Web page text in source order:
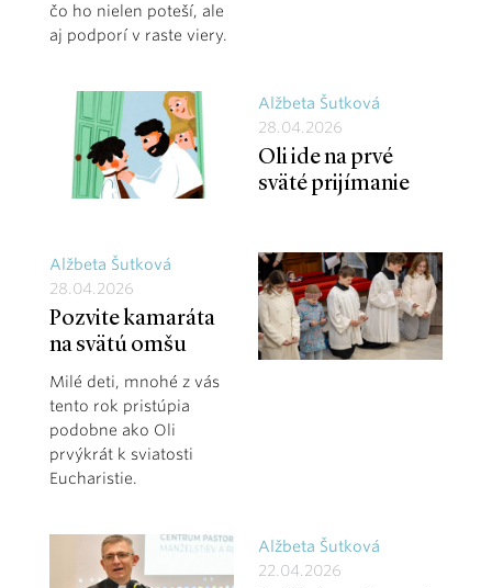
čo ho nielen poteší, ale
aj podporí v raste viery.
Alžbeta Šutková
28.04.2026
Oli ide na prvé
sväté prijímanie
Alžbeta Šutková
28.04.2026
Pozvite kamaráta
na svätú omšu
Milé deti, mnohé z vás
tento rok pristúpia
podobne ako Oli
prvýkrát k sviatosti
Eucharistie.
Alžbeta Šutková
22.04.2026